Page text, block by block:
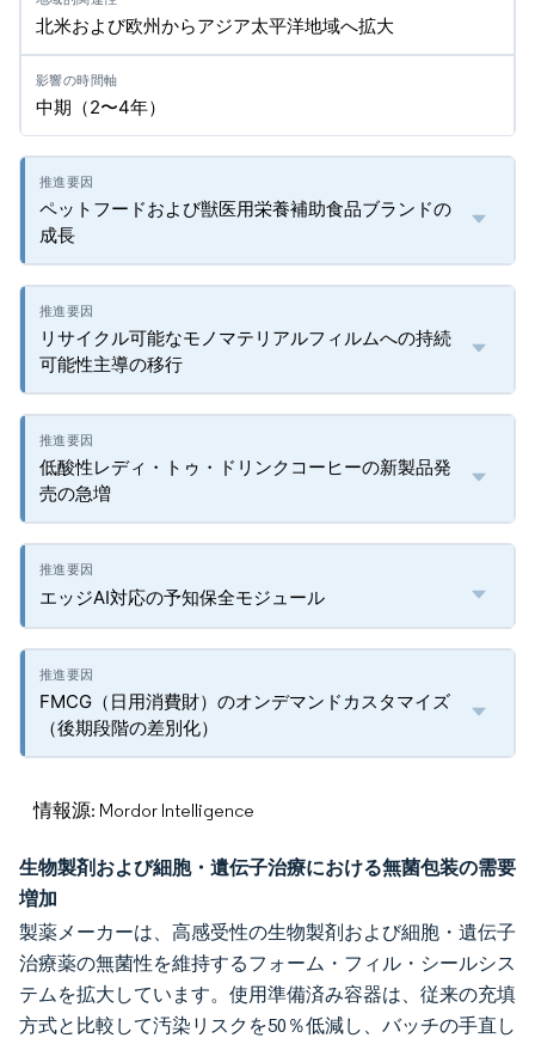
北米および欧州からアジア太平洋地域へ拡大
中期（2〜4年）
ペットフードおよび獣医用栄養補助食品ブランドの
成長
リサイクル可能なモノマテリアルフィルムへの持続
可能性主導の移行
低酸性レディ・トゥ・ドリンクコーヒーの新製品発
売の急増
エッジAI対応の予知保全モジュール
FMCG（日用消費財）のオンデマンドカスタマイズ
（後期段階の差別化）
情報源: Mordor Intelligence
生物製剤および細胞・遺伝子治療における無菌包装の需要
増加
製薬メーカーは、高感受性の生物製剤および細胞・遺伝子
治療薬の無菌性を維持するフォーム・フィル・シールシス
テムを拡大しています。使用準備済み容器は、従来の充填
方式と比較して汚染リスクを50％低減し、バッチの手直し